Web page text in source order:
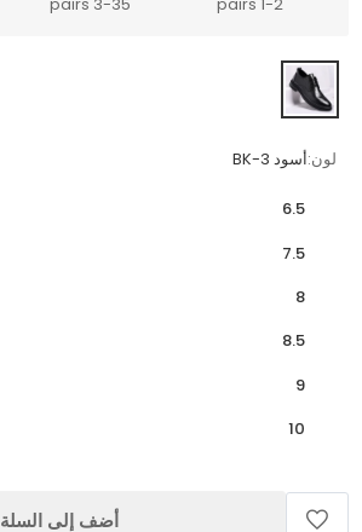
1-2 pairs
3-35 pairs
لون:أسود BK-3
6.5
7.5
8
8.5
9
10
أضف إلى السلة